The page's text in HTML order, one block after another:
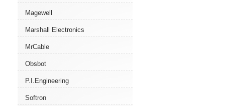
Magewell
Marshall Electronics
MrCable
Obsbot
P.I.Engineering
Softron